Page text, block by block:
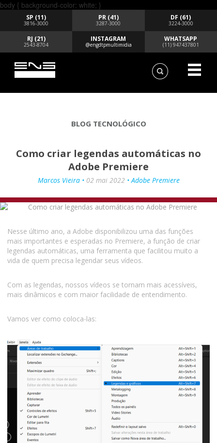
body { background-color: white; }
SP (11)
3816-3000
PR (41)
3287-3000
DF (61)
3224-3000
RJ (21)
2543-8704
INSTAGRAM
@engdtpmultimidia
WHATSAPP
(11) 947437801
BLOG TECNOLÓGICO
Como criar legendas automáticas no
Adobe Premiere
Marcos Vieira • 02 mai 2022• Adobe Premiere
Nesse último ano, a Adobe disponibilizou uma das funções
mais importantes e esperadas no Premiere, a função de criar
legendas automáticas, uma ferramenta que facilitou muito a
vida de quem precisa legendar seus vídeos.
Com as legendas, nossos vídeos se tornam mais acessíveis,
mais dinâmicos e com maior facilidade de entendimento.
Vamos ver como coloca-las: